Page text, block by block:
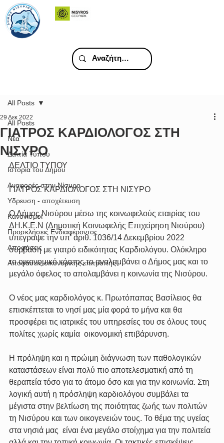
All Posts
Νέα
Δελτία Τύπου
Ιστορία του Δήμου
Αναφορές στην Νίσυρο
Υδρευση - αποχέτευση
Κανονισμοί
Προσκλήσεις Ενδιαφέροντος
Αποφάσεις
Αποφάσεις οικονομικής επιτροπής
All Posts
ΓΙΑΤΡΟΣ ΚΑΡΔΙΟΛΟΓΟΣ ΣΤΗ
ΝΙΣΥΡΟ
29 Δεκ 2022
ΔΕΛΤΙΟ ΤΥΠΟΥ
ΓΙΑΤΡΟΣ ΚΑΡΔΙΟΛΟΓΟΣ ΣΤΗ ΝΙΣΥΡΟ
Ο Δήμος Νισύρου μέσω της κοινωφελούς εταιρίας του
ΔΗ.Κ.Ε.Ν (Δημοτική Κοινωφελής Επιχείρηση Νισύρου)
υπέγραψε την υπ’ αριθ. 1036/14 Δεκεμβρίου 2022
σύμβαση με γιατρό ειδικότητας Καρδιολόγου. Ολόκληρο
το οικονομικό κόστος το αναλαμβάνει ο Δήμος μας και το
μεγάλο όφελος το απολαμβάνει η κοινωνία της Νισύρου.
Ο νέος μας καρδιολόγος κ. Πρωτόπαπας Βασίλειος θα
επισκέπτεται το νησί μας μία φορά το μήνα και θα
προσφέρει τις ιατρικές του υπηρεσίες του σε όλους τους
πολίτες χωρίς καμία  οικονομική επιβάρυνση.
Η πρόληψη και η πρώιμη διάγνωση των παθολογικών
καταστάσεων είναι πολύ πιο αποτελεσματική από τη
θεραπεία τόσο για το άτομο όσο και για την κοινωνία. Στη
λογική αυτή η πρόσληψη καρδιολόγου συμβάλει τα
μέγιστα στην βελτίωση της ποιότητας ζωής των πολιτών
τη Νισύρου και των οικογενειών τους. Το θέμα της υγείας
στα νησιά μας  είναι ένα μεγάλο στοίχημα για την πολιτεία